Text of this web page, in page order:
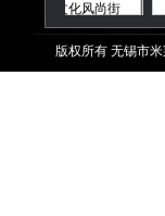
历史文化风尚街 世
版权所有 无锡市